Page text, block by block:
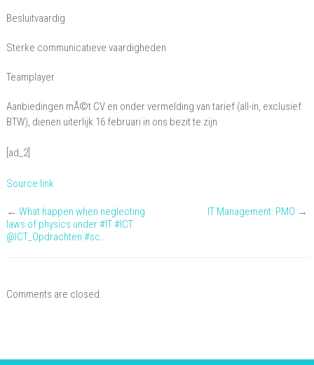
Besluitvaardig
Sterke communicatieve vaardigheden
Teamplayer
Aanbiedingen mÃ©t CV en onder vermelding van tarief (all-in, exclusief
BTW), dienen uiterlijk 16 februari in ons bezit te zijn
[ad_2]
Source link
← What happen when neglecting
laws of physics under #IT #ICT
@ICT_Opdrachten #sc…
IT Management: PMO →
Comments are closed.